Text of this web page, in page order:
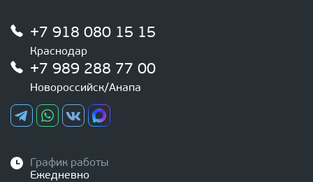
+7 918 080 15 15
Краснодар
+7 989 288 77 00
Новороссийск/Анапа
График работы
Ежедневно